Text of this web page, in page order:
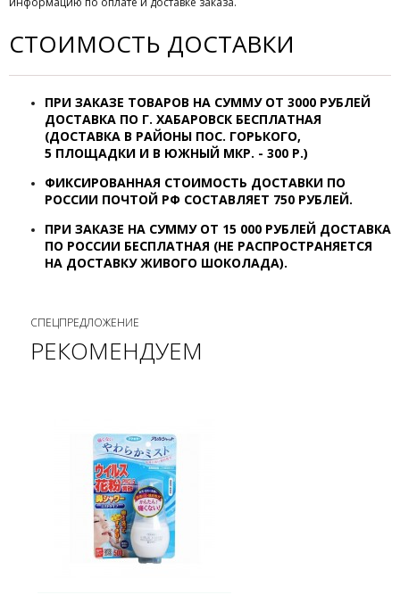
СТОИМОСТЬ ДОСТАВКИ
ПРИ ЗАКАЗЕ ТОВАРОВ НА СУММУ ОТ 3000 РУБЛЕЙ
ДОСТАВКА ПО Г. ХАБАРОВСК БЕСПЛАТНАЯ
(ДОСТАВКА В РАЙОНЫ ПОС. ГОРЬКОГО,
5 ПЛОЩАДКИ И В ЮЖНЫЙ МКР. - 300 Р.)
ФИКСИРОВАННАЯ СТОИМОСТЬ ДОСТАВКИ ПО
РОССИИ ПОЧТОЙ РФ СОСТАВЛЯЕТ 750 РУБЛЕЙ.
ПРИ ЗАКАЗЕ НА СУММУ ОТ 15 000 РУБЛЕЙ ДОСТАВКА
ПО РОССИИ БЕСПЛАТНАЯ (НЕ РАСПРОСТРАНЯЕТСЯ
НА ДОСТАВКУ ЖИВОГО ШОКОЛАДА).
СПЕЦПРЕДЛОЖЕНИЕ
РЕКОМЕНДУЕМ